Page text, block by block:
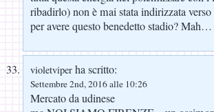
ribadirlo) non è mai stata indirizzata
per avere questo benedetto stadio? Mah…
violetviper ha scritto:
Settembre 2nd, 2016 alle 10:26
Mercato da udinese